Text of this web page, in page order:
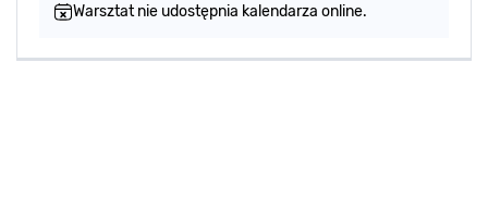
Warsztat nie udostępnia kalendarza online.